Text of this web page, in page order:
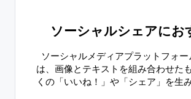
ソーシャルシェアにお
ソーシャルメディアプラットフォ
は、画像とテキストを組み合わせた
くの「いいね！」や「シェア」を生